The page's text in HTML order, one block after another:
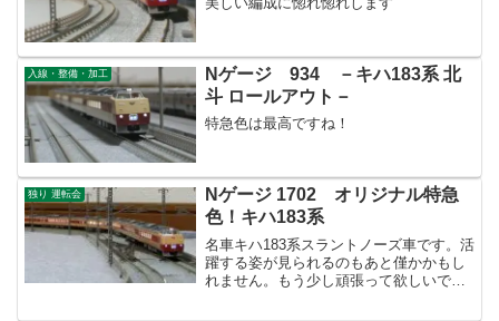
入線・整備・加工
Nゲージ 934 －キハ183系 北
斗 ロールアウト－
特急色は最高ですね！
独り 運転会
Nゲージ 1702 オリジナル特急
色！キハ183系
名車キハ183系スラントノーズ車です。活
躍する姿が見られるのもあと僅かかもし
れません。もう少し頑張って欲しいです